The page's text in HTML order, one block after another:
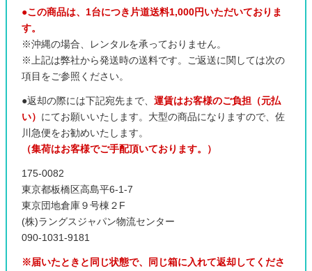
●この商品は、1台につき片道送料1,000円いただいておりま
す。
※沖縄の場合、レンタルを承っておりません。
※上記は弊社から発送時の送料です。ご返送に関しては次の
項目をご参照ください。
●返却の際には下記宛先まで、 運賃はお客様のご負担（元払
い） にてお願いいたします。大型の商品になりますので、佐
川急便をお勧めいたします。
（集荷はお客様でご手配頂いております。）
175-0082
東京都板橋区高島平6-1-7
東京団地倉庫９号棟２F
(株)ラングスジャパン物流センター
090-1031-9181
※届いたときと同じ状態で、同じ箱に入れて返却してくださ